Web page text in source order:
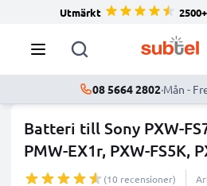
Utmärkt 2500+
08 5664 2802·Mån -
Batteri till Sony PXW-
PMW-EX1r, PXW-FS5K,
(10 recensioner)